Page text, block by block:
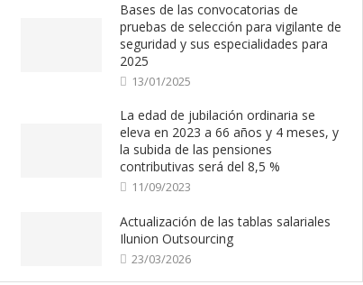
Bases de las convocatorias de
pruebas de selección para vigilante de
seguridad y sus especialidades para
2025
13/01/2025
La edad de jubilación ordinaria se
eleva en 2023 a 66 años y 4 meses, y
la subida de las pensiones
contributivas será del 8,5 %
11/09/2023
Actualización de las tablas salariales
Ilunion Outsourcing
23/03/2026